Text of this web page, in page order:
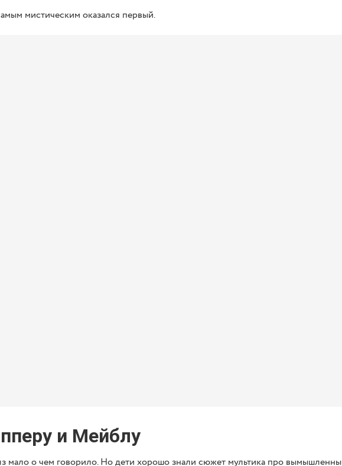
мистическим оказался первый.
и Мейблу
мало о чем говорило. Но дети хорошо знали сюжет мультика про